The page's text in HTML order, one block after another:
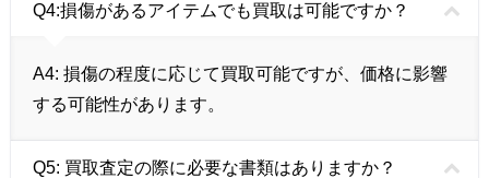
Q4:損傷があるアイテムでも買取は可能ですか？
A4: 損傷の程度に応じて買取可能ですが、価格に影響
する可能性があります。
Q5: 買取査定の際に必要な書類はありますか？